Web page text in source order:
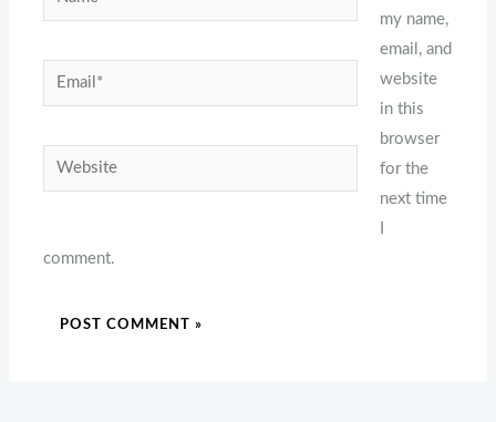
Email*
Website
my name,
email, and
website
in this
browser
for the
next time
comment.